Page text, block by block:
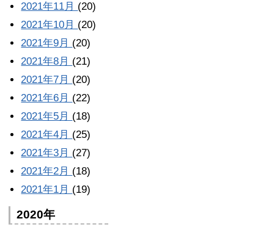
2021年11月 (20)
2021年10月 (20)
2021年9月 (20)
2021年8月 (21)
2021年7月 (20)
2021年6月 (22)
2021年5月 (18)
2021年4月 (25)
2021年3月 (27)
2021年2月 (18)
2021年1月 (19)
2020年